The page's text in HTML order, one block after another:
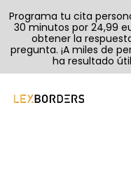
Programa tu cita
30 minutos por 24,99
obtener la
pregunta. ¡A miles de
ha resultado